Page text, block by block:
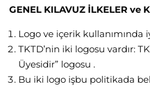
GENEL KILAVUZ İLKELER ve
Logo ve içerik kullanımında
TKTD’nin iki logosu vardır:
Üyesidir” logosu .
Bu iki logo işbu politikada